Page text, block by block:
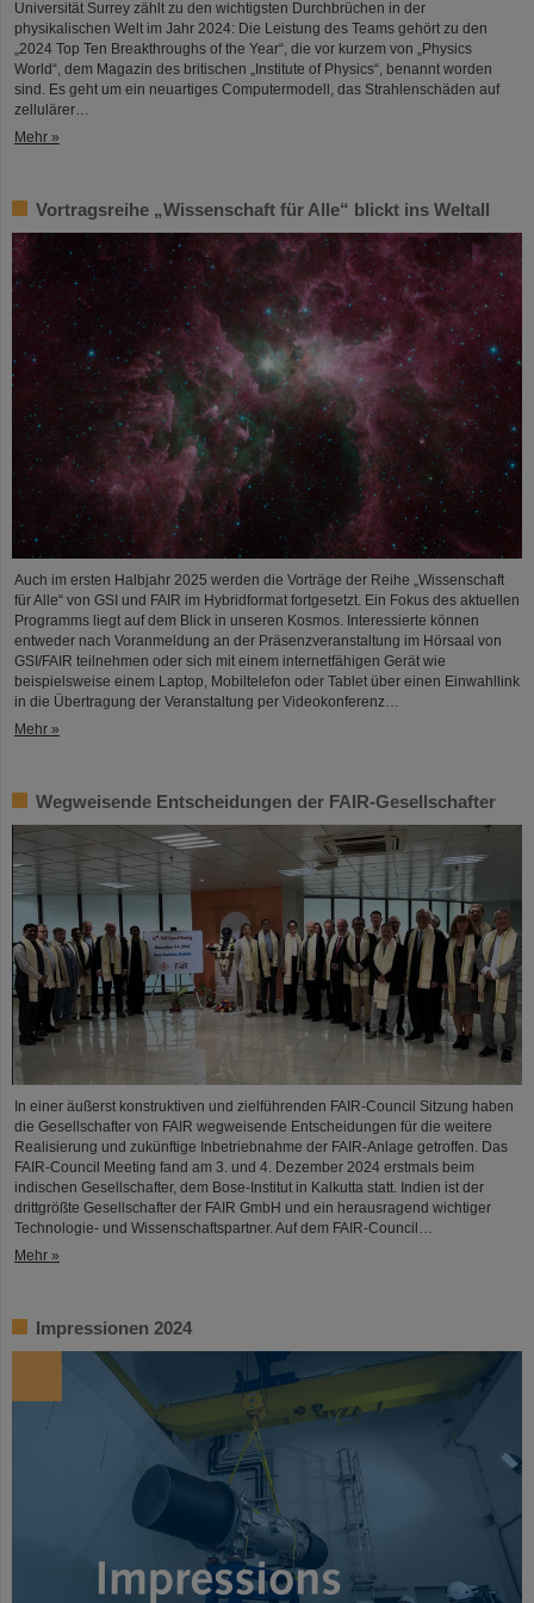
Universität Surrey zählt zu den wichtigsten Durchbrüchen in der
physikalischen Welt im Jahr 2024: Die Leistung des Teams gehört zu den
„2024 Top Ten Breakthroughs of the Year“, die vor kurzem von „Physics
World“, dem Magazin des britischen „Institute of Physics“, benannt worden
sind. Es geht um ein neuartiges Computermodell, das Strahlenschäden auf
zellulärer…
Mehr »
Vortragsreihe „Wissenschaft für Alle“ blickt ins Weltall
Auch im ersten Halbjahr 2025 werden die Vorträge der Reihe „Wissenschaft
für Alle“ von GSI und FAIR im Hybridformat fortgesetzt. Ein Fokus des aktuellen
Programms liegt auf dem Blick in unseren Kosmos. Interessierte können
entweder nach Voranmeldung an der Präsenzveranstaltung im Hörsaal von
GSI/FAIR teilnehmen oder sich mit einem internetfähigen Gerät wie
beispielsweise einem Laptop, Mobiltelefon oder Tablet über einen Einwahllink
in die Übertragung der Veranstaltung per Videokonferenz…
Mehr »
Wegweisende Entscheidungen der FAIR-Gesellschafter
In einer äußerst konstruktiven und zielführenden FAIR-Council Sitzung haben
die Gesellschafter von FAIR wegweisende Entscheidungen für die weitere
Realisierung und zukünftige Inbetriebnahme der FAIR-Anlage getroffen. Das
FAIR-Council Meeting fand am 3. und 4. Dezember 2024 erstmals beim
indischen Gesellschafter, dem Bose-Institut in Kalkutta statt. Indien ist der
drittgrößte Gesellschafter der FAIR GmbH und ein herausragend wichtiger
Technologie- und Wissenschaftspartner. Auf dem FAIR-Council…
Mehr »
Impressionen 2024